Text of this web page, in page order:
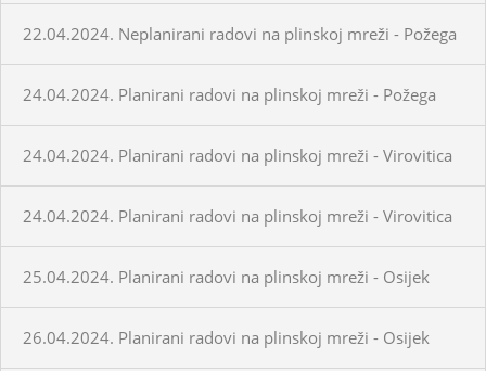
22.04.2024. Neplanirani radovi na plinskoj mreži - Požega
24.04.2024. Planirani radovi na plinskoj mreži - Požega
24.04.2024. Planirani radovi na plinskoj mreži - Virovitica
24.04.2024. Planirani radovi na plinskoj mreži - Virovitica
25.04.2024. Planirani radovi na plinskoj mreži - Osijek
26.04.2024. Planirani radovi na plinskoj mreži - Osijek